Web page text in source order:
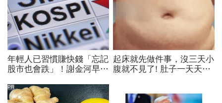
年輕人已習慣賺快錢「忘記
股市也會跌」！謝金河早一
出事：根本把投資人丟火坑
起床就先做件事，沒三天小
腹就不見了! 肚子一天天變
PR